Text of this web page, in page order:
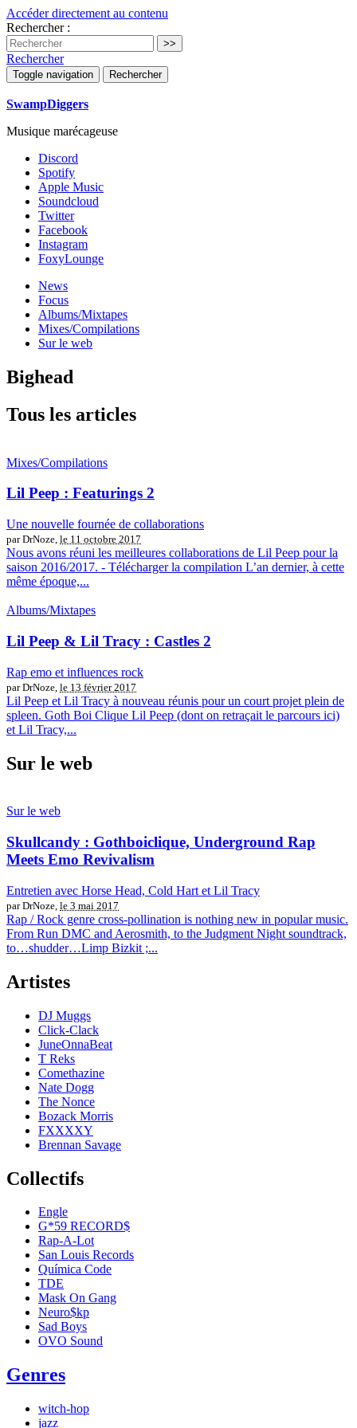
Accéder directement au contenu
Rechercher :
Rechercher
Toggle navigation Rechercher
SwampDiggers
Musique marécageuse
Discord
Spotify
Apple Music
Soundcloud
Twitter
Facebook
Instagram
FoxyLounge
News
Focus
Albums/Mixtapes
Mixes/Compilations
Sur le web
Bighead
Tous les articles
Mixes/Compilations
Lil Peep : Featurings 2
Une nouvelle fournée de collaborations
par DrNoze, le 11 octobre 2017
Nous avons réuni les meilleures collaborations de Lil Peep pour la
saison 2016/2017. - Télécharger la compilation L’an dernier, à cette
même époque,...
Albums/Mixtapes
Lil Peep & Lil Tracy : Castles 2
Rap emo et influences rock
par DrNoze, le 13 février 2017
Lil Peep et Lil Tracy à nouveau réunis pour un court projet plein de
spleen. Goth Boi Clique Lil Peep (dont on retraçait le parcours ici)
et Lil Tracy,...
Sur le web
Sur le web
Skullcandy : Gothboiclique, Underground Rap
Meets Emo Revivalism
Entretien avec Horse Head, Cold Hart et Lil Tracy
par DrNoze, le 3 mai 2017
Rap / Rock genre cross-pollination is nothing new in popular music.
From Run DMC and Aerosmith, to the Judgment Night soundtrack,
to…shudder…Limp Bizkit ;...
Artistes
DJ Muggs
Click-Clack
JuneOnnaBeat
T Reks
Comethazine
Nate Dogg
The Nonce
Bozack Morris
FXXXXY
Brennan Savage
Collectifs
Engle
G*59 RECORD$
Rap-A-Lot
San Louis Records
Química Code
TDE
Mask On Gang
Neuro$kp
Sad Boys
OVO Sound
Genres
witch-hop
jazz